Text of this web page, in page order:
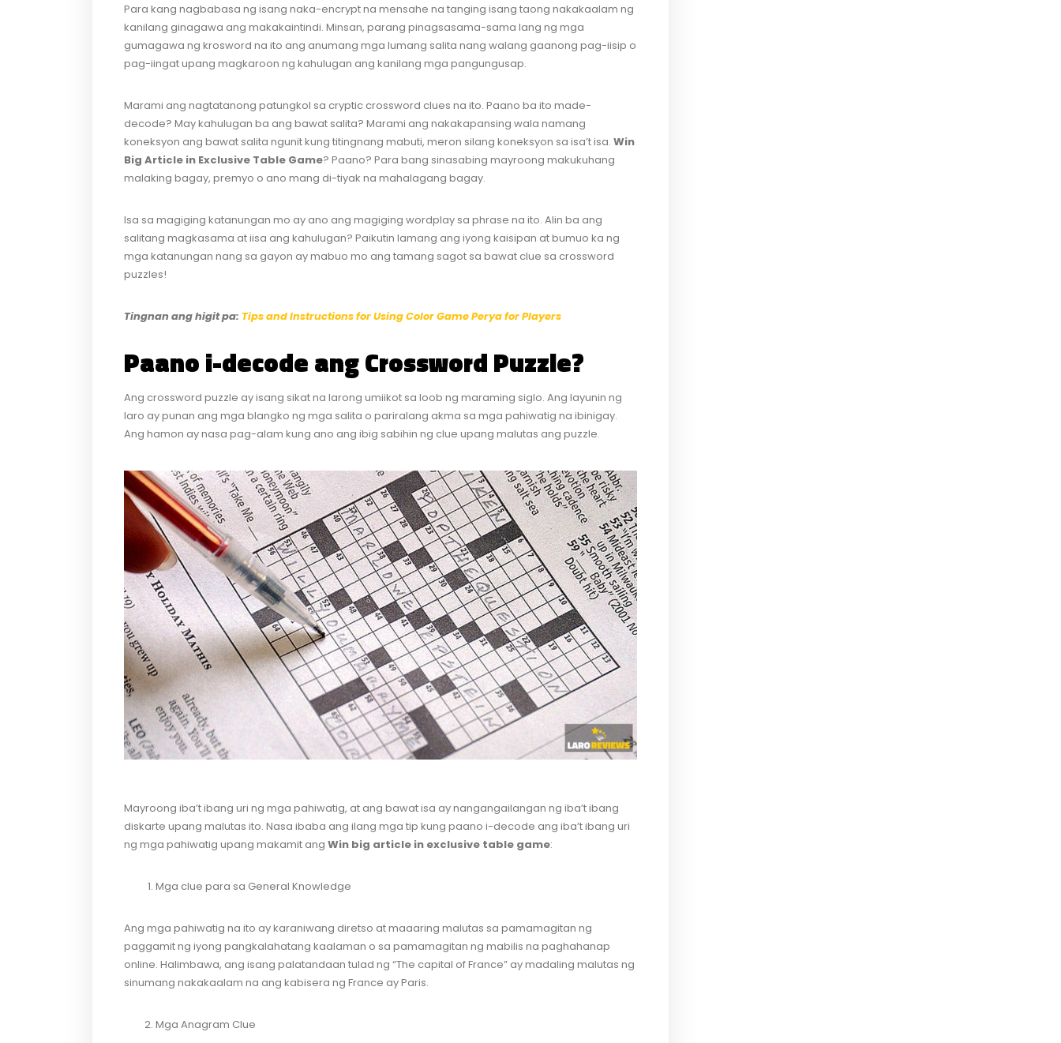
Para kang nagbabasa ng isang naka-encrypt na mensahe na tanging isang taong nakakaalam ng
kanilang ginagawa ang makakaintindi. Minsan, parang pinagsasama-sama lang ng mga
gumagawa ng krosword na ito ang anumang mga lumang salita nang walang gaanong pag-iisip o
pag-iingat upang magkaroon ng kahulugan ang kanilang mga pangungusap.
Marami ang nagtatanong patungkol sa cryptic crossword clues na ito. Paano ba ito made-
decode? May kahulugan ba ang bawat salita? Marami ang nakakapansing wala namang
koneksyon ang bawat salita ngunit kung titingnang mabuti, meron silang koneksyon sa isa’t isa. Win
Big Article in Exclusive Table Game? Paano? Para bang sinasabing mayroong makukuhang
malaking bagay, premyo o ano mang di-tiyak na mahalagang bagay.
Isa sa magiging katanungan mo ay ano ang magiging wordplay sa phrase na ito. Alin ba ang
salitang magkasama at iisa ang kahulugan? Paikutin lamang ang iyong kaisipan at bumuo ka ng
mga katanungan nang sa gayon ay mabuo mo ang tamang sagot sa bawat clue sa crossword
puzzles!
Tingnan ang higit pa: Tips and Instructions for Using Color Game Perya for Players
Paano i-decode ang Crossword Puzzle?
Ang crossword puzzle ay isang sikat na larong umiikot sa loob ng maraming siglo. Ang layunin ng
laro ay punan ang mga blangko ng mga salita o pariralang akma sa mga pahiwatig na ibinigay.
Ang hamon ay nasa pag-alam kung ano ang ibig sabihin ng clue upang malutas ang puzzle.
Mayroong iba’t ibang uri ng mga pahiwatig, at ang bawat isa ay nangangailangan ng iba’t ibang
diskarte upang malutas ito. Nasa ibaba ang ilang mga tip kung paano i-decode ang iba’t ibang uri
ng mga pahiwatig upang makamit ang Win big article in exclusive table game:
Mga clue para sa General Knowledge
Ang mga pahiwatig na ito ay karaniwang diretso at maaaring malutas sa pamamagitan ng
paggamit ng iyong pangkalahatang kaalaman o sa pamamagitan ng mabilis na paghahanap
online. Halimbawa, ang isang palatandaan tulad ng “The capital of France” ay madaling malutas ng
sinumang nakakaalam na ang kabisera ng France ay Paris.
Mga Anagram Clue